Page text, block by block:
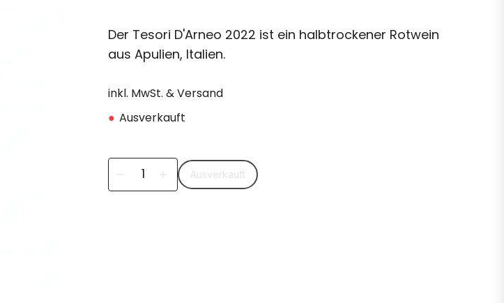
Der Tesori D'Arneo 2022 ist ein halbtrockener Rotwein
aus Apulien, Italien.
inkl. MwSt. & Versand
● Ausverkauft
Ausverkauft